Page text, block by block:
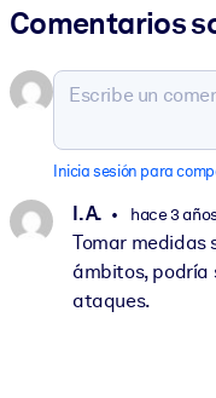
Comentarios
Inicia sesión para
I. A. hace 3
Tomar medidas
ámbitos, podría
ataques.